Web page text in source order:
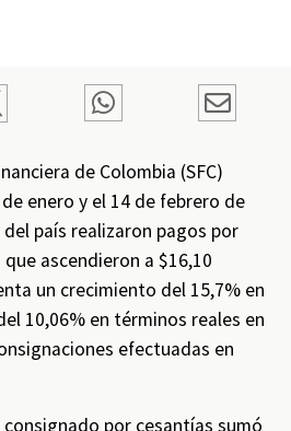
de Colombia (SFC)
enero y el 14 de febrero de
país realizaron pagos por
ascendieron a $16,10
un crecimiento del 15,7% en
10,06% en términos reales en
efectuadas en
por cesantías sumó